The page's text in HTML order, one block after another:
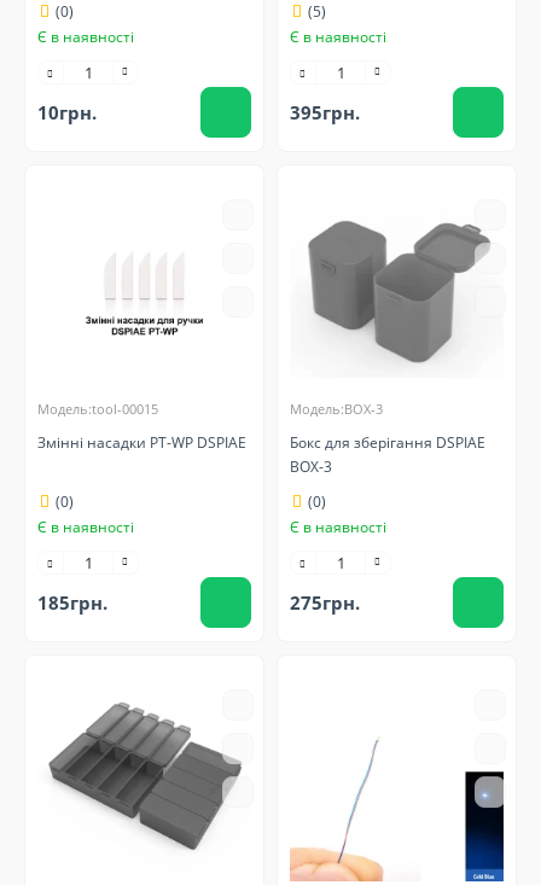
(0)
Є в наявності
10грн.
(5)
Є в наявності
395грн.
Модель:tool-00015
Змінні насадки PT-WP DSPIAE
(0)
Є в наявності
185грн.
Модель:BOX-3
Бокс для зберігання DSPIAE
BOX-3
(0)
Є в наявності
275грн.